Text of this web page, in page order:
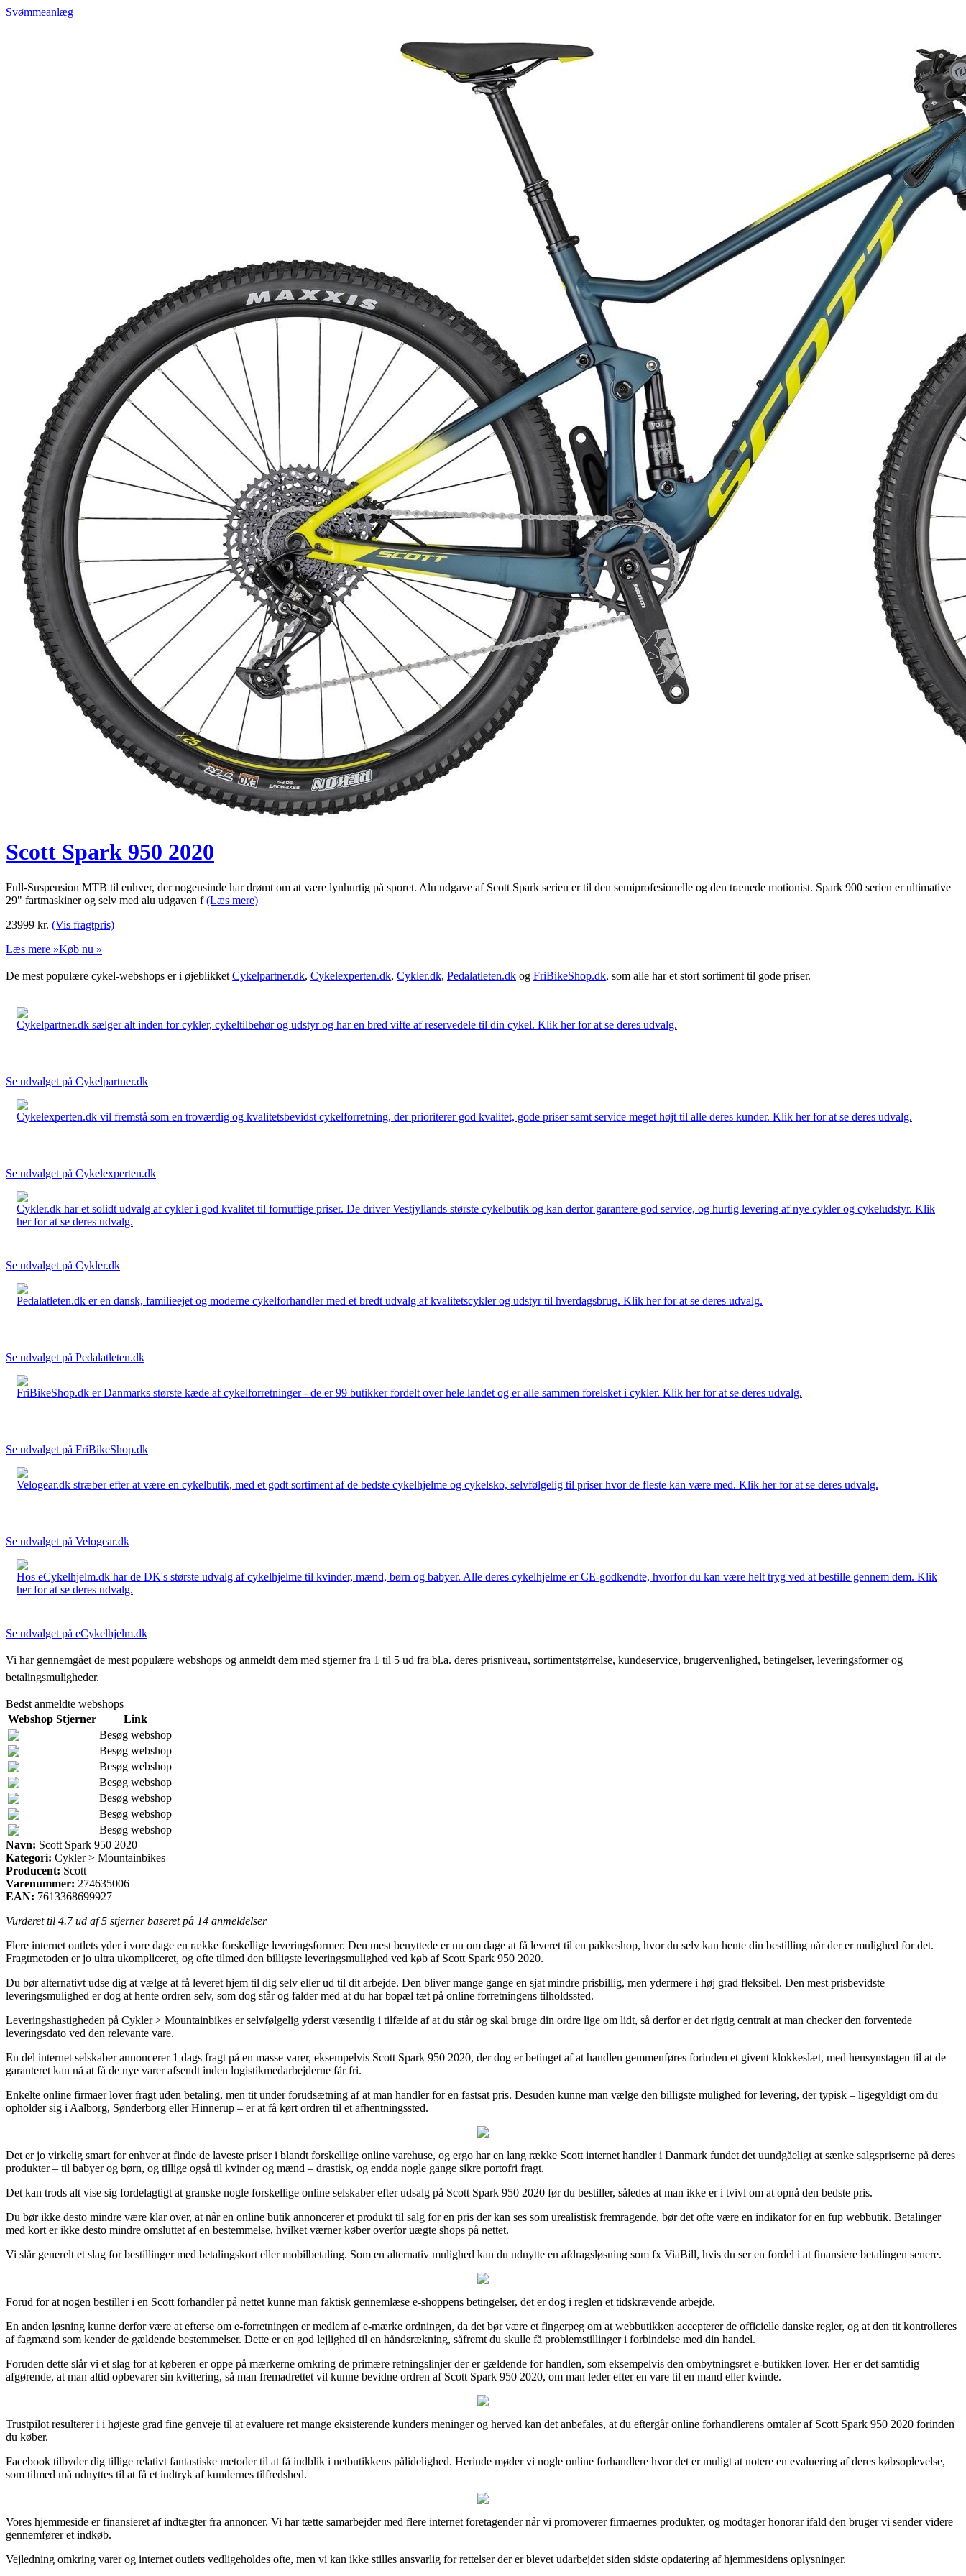
Svømmeanlæg
Scott Spark 950 2020
Full-Suspension MTB til enhver, der nogensinde har drømt om at være lynhurtig på sporet. Alu udgave af Scott Spark serien er til den semiprofesionelle og den trænede motionist. Spark 900 serien er ultimative
29" fartmaskiner og selv med alu udgaven f(Læs mere)
23999 kr. (Vis fragtpris)
Læs mere »Køb nu »
De mest populære cykel-webshops er i øjeblikket Cykelpartner.dk, Cykelexperten.dk, Cykler.dk, Pedalatleten.dk og FriBikeShop.dk, som alle har et stort sortiment til gode priser.
Cykelpartner.dk sælger alt inden for cykler, cykeltilbehør og udstyr og har en bred vifte af reservedele til din cykel. Klik her for at se deres udvalg.
Se udvalget på Cykelpartner.dk
Cykelexperten.dk vil fremstå som en troværdig og kvalitetsbevidst cykelforretning, der prioriterer god kvalitet, gode priser samt service meget højt til alle deres kunder. Klik her for at se deres udvalg.
Se udvalget på Cykelexperten.dk
Cykler.dk har et solidt udvalg af cykler i god kvalitet til fornuftige priser. De driver Vestjyllands største cykelbutik og kan derfor garantere god service, og hurtig levering af nye cykler og cykeludstyr. Klik
her for at se deres udvalg.
Se udvalget på Cykler.dk
Pedalatleten.dk er en dansk, familieejet og moderne cykelforhandler med et bredt udvalg af kvalitetscykler og udstyr til hverdagsbrug. Klik her for at se deres udvalg.
Se udvalget på Pedalatleten.dk
FriBikeShop.dk er Danmarks største kæde af cykelforretninger - de er 99 butikker fordelt over hele landet og er alle sammen forelsket i cykler. Klik her for at se deres udvalg.
Se udvalget på FriBikeShop.dk
Velogear.dk stræber efter at være en cykelbutik, med et godt sortiment af de bedste cykelhjelme og cykelsko, selvfølgelig til priser hvor de fleste kan være med. Klik her for at se deres udvalg.
Se udvalget på Velogear.dk
Hos eCykelhjelm.dk har de DK's største udvalg af cykelhjelme til kvinder, mænd, børn og babyer. Alle deres cykelhjelme er CE-godkendte, hvorfor du kan være helt tryg ved at bestille gennem dem. Klik
her for at se deres udvalg.
Se udvalget på eCykelhjelm.dk
Vi har gennemgået de mest populære webshops og anmeldt dem med stjerner fra 1 til 5 ud fra bl.a. deres prisniveau, sortimentstørrelse, kundeservice, brugervenlighed, betingelser, leveringsformer og
betalingsmuligheder.
Bedst anmeldte webshops
Webshop Stjerner
Link
Besøg webshop
Besøg webshop
Besøg webshop
Besøg webshop
Besøg webshop
Besøg webshop
Besøg webshop
Navn: Scott Spark 950 2020
Kategori: Cykler > Mountainbikes
Producent: Scott
Varenummer: 274635006
EAN: 7613368699927
Vurderet til 4.7ud af 5 stjerner baseret på 14 anmeldelser
Flere internet outlets yder i vore dage en række forskellige leveringsformer. Den mest benyttede er nu om dage at få leveret til en pakkeshop, hvor du selv kan hente din bestilling når der er mulighed for det.
Fragtmetoden er jo ultra ukompliceret, og ofte tilmed den billigste leveringsmulighed ved køb af Scott Spark 950 2020.
Du bør alternativt udse dig at vælge at få leveret hjem til dig selv eller ud til dit arbejde. Den bliver mange gange en sjat mindre prisbillig, men ydermere i høj grad fleksibel. Den mest prisbevidste
leveringsmulighed er dog at hente ordren selv, som dog står og falder med at du har bopæl tæt på online forretningens tilholdssted.
Leveringshastigheden på Cykler > Mountainbikes er selvfølgelig yderst væsentlig i tilfælde af at du står og skal bruge din ordre lige om lidt, så derfor er det rigtig centralt at man checker den forventede
leveringsdato ved den relevante vare.
En del internet selskaber annoncerer 1 dags fragt på en masse varer, eksempelvis Scott Spark 950 2020, der dog er betinget af at handlen gemmenføres forinden et givent klokkeslæt, med hensynstagen til at de
garanteret kan nå at få de nye varer afsendt inden logistikmedarbejderne får fri.
Enkelte online firmaer lover fragt uden betaling, men tit under forudsætning af at man handler for en fastsat pris. Desuden kunne man vælge den billigste mulighed for levering, der typisk – ligegyldigt om du
opholder sig i Aalborg, Sønderborg eller Hinnerup – er at få kørt ordren til et afhentningssted.
Det er jo virkelig smart for enhver at finde de laveste priser i blandt forskellige online varehuse, og ergo har en lang række Scott internet handler i Danmark fundet det uundgåeligt at sænke salgspriserne på deres
produkter – til babyer og børn, og tillige også til kvinder og mænd – drastisk, og endda nogle gange sikre portofri fragt.
Det kan trods alt vise sig fordelagtigt at granske nogle forskellige online selskaber efter udsalg på Scott Spark 950 2020 før du bestiller, således at man ikke er i tvivl om at opnå den bedste pris.
Du bør ikke desto mindre være klar over, at når en online butik annoncerer et produkt til salg for en pris der kan ses som urealistisk fremragende, bør det ofte være en indikator for en fup webbutik. Betalinger
med kort er ikke desto mindre omsluttet af en bestemmelse, hvilket værner køber overfor uægte shops på nettet.
Vi slår generelt et slag for bestillinger med betalingskort eller mobilbetaling. Som en alternativ mulighed kan du udnytte en afdragsløsning som fx ViaBill, hvis du ser en fordel i at finansiere betalingen senere.
Forud for at nogen bestiller i en Scott forhandler på nettet kunne man faktisk gennemlæse e-shoppens betingelser, det er dog i reglen et tidskrævende arbejde.
En anden løsning kunne derfor være at efterse om e-forretningen er medlem af e-mærke ordningen, da det bør være et fingerpeg om at webbutikken accepterer de officielle danske regler, og at den tit kontrolleres
af fagmænd som kender de gældende bestemmelser. Dette er en god lejlighed til en håndsrækning, såfremt du skulle få problemstillinger i forbindelse med din handel.
Foruden dette slår vi et slag for at køberen er oppe på mærkerne omkring de primære retningslinjer der er gældende for handlen, som eksempelvis den ombytningsret e-butikken lover. Her er det samtidig
afgørende, at man altid opbevarer sin kvittering, så man fremadrettet vil kunne bevidne ordren af Scott Spark 950 2020, om man leder efter en vare til en mand eller kvinde.
Trustpilot resulterer i i højeste grad fine genveje til at evaluere ret mange eksisterende kunders meninger og herved kan det anbefales, at du eftergår online forhandlerens omtaler af Scott Spark 950 2020 forinden
du køber.
Facebook tilbyder dig tillige relativt fantastiske metoder til at få indblik i netbutikkens pålidelighed. Herinde møder vi nogle online forhandlere hvor det er muligt at notere en evaluering af deres købsoplevelse,
som tilmed må udnyttes til at få et indtryk af kundernes tilfredshed.
Vores hjemmeside er finansieret af indtægter fra annoncer. Vi har tætte samarbejder med flere internet foretagender når vi promoverer firmaernes produkter, og modtager honorar ifald den bruger vi sender videre
gennemfører et indkøb.
Vejledning omkring varer og internet outlets vedligeholdes ofte, men vi kan ikke stilles ansvarlig for rettelser der er blevet udarbejdet siden sidste opdatering af hjemmesidens oplysninger.